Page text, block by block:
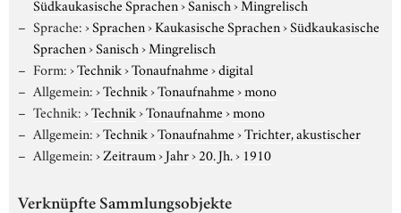
Südkaukasische Sprachen›Sanisch›Mingrelisch
Sprache:›Sprachen›Kaukasische Sprachen›Südkaukasische
Sprachen›Sanisch›Mingrelisch
Form:›Technik›Tonaufnahme›digital
Allgemein:›Technik›Tonaufnahme›mono
Technik:›Technik›Tonaufnahme›mono
Allgemein:›Technik›Tonaufnahme›Trichter, akustischer
Allgemein:›Zeitraum›Jahr›20. Jh.› 1910
Verknüpfte Sammlungsobjekte